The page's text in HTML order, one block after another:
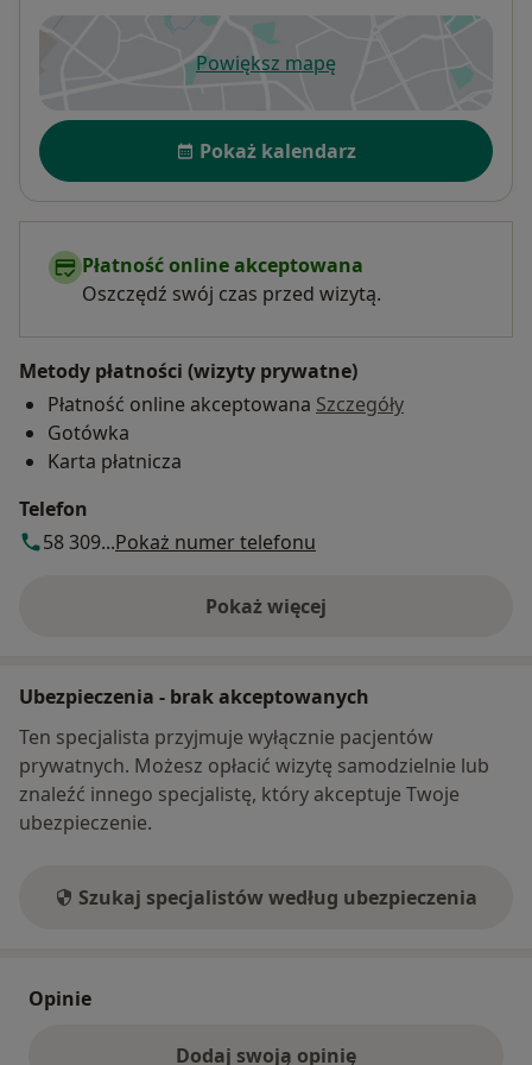
Powiększ mapęotwiera się w nowej karcie
Dostępność
Pokaż kalendarz
Płatność online akceptowana
Oszczędź swój czas przed wizytą.
Metody płatności (wizyty prywatne)
Płatność online akceptowana Szczegóły
Gotówka
Karta płatnicza
Telefon
58 309...Pokaż numer telefonu
Pokaż więcej
o adresie
Ubezpieczenia - brak akceptowanych
Ten specjalista przyjmuje wyłącznie pacjentów
prywatnych. Możesz opłacić wizytę samodzielnie lub
znaleźć innego specjalistę, który akceptuje Twoje
ubezpieczenie.
Szukaj specjalistów według ubezpieczenia
Opinie
Dodaj swoją opinię